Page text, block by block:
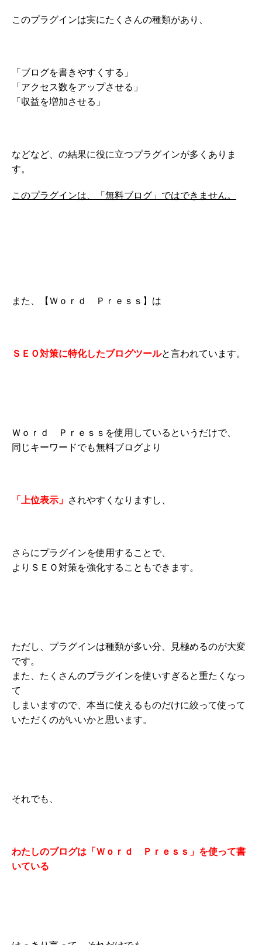
このプラグインは実にたくさんの種類があり、
「ブログを書きやすくする」
「アクセス数をアップさせる」
「収益を増加させる」
などなど、の結果に役に立つプラグインが多くありま
す。
このプラグインは、「無料ブログ」ではできません。
また、【Ｗｏｒｄ Ｐｒｅｓｓ】は
ＳＥＯ対策に特化したブログツールと言われています。
Ｗｏｒｄ Ｐｒｅｓｓを使用しているというだけで、
同じキーワードでも無料ブログより
「上位表示」 されやすくなりますし、
さらにプラグインを使用することで、
よりＳＥＯ対策を強化することもできます。
ただし、プラグインは種類が多い分、見極めるのが大変
です。
また、たくさんのプラグインを使いすぎると重たくなっ
て
しまいますので、本当に使えるものだけに絞って使って
いただくのがいいかと思います。
それでも、
わたしのブログは「Ｗｏｒｄ Ｐｒｅｓｓ」を使って書
いている